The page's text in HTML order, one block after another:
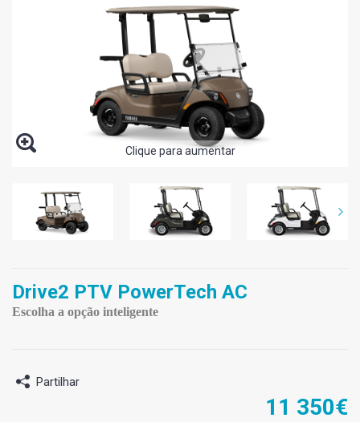
Clique para aumentar
Drive2 PTV PowerTech AC
Escolha a opção inteligente
Partilhar
11 350€